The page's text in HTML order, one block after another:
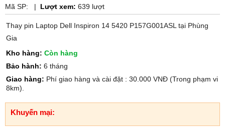
Mã SP: | Lượt xem: 639 lượt
Thay pin Laptop Dell Inspiron 14 5420 P157G001ASL tại Phùng
Gia
Kho hàng: Còn hàng
Bảo hành: 6 tháng
Giao hàng: Phí giao hàng và cài đặt : 30.000 VNĐ (Trong phạm vi
8km).
Khuyến mại: